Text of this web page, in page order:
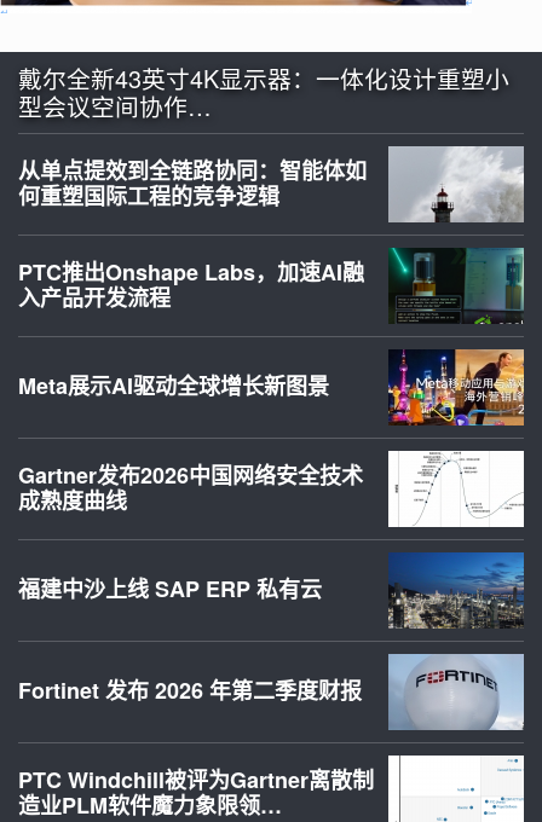
戴尔全新43英寸4K显示器：一体化设计重塑小
型会议空间协作…
从单点提效到全链路协同：智能体如
何重塑国际工程的竞争逻辑
PTC推出Onshape Labs，加速AI融
入产品开发流程
Meta展示AI驱动全球增长新图景
Gartner发布2026中国网络安全技术
成熟度曲线
福建中沙上线 SAP ERP 私有云
Fortinet 发布 2026 年第二季度财报
PTC Windchill被评为Gartner离散制
造业PLM软件魔力象限领…